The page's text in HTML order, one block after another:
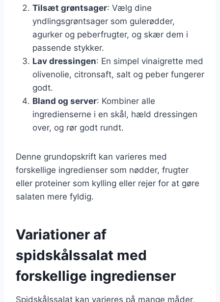
Tilsæt grøntsager: Vælg dine
yndlingsgrøntsager som gulerødder,
agurker og peberfrugter, og skær dem i
passende stykker.
Lav dressingen: En simpel vinaigrette med
olivenolie, citronsaft, salt og peber fungerer
godt.
Bland og server: Kombiner alle
ingredienserne i en skål, hæld dressingen
over, og rør godt rundt.
Denne grundopskrift kan varieres med
forskellige ingredienser som nødder, frugter
eller proteiner som kylling eller rejer for at gøre
salaten mere fyldig.
Variationer af
spidskålssalat med
forskellige ingredienser
Spidskålssalat kan varieres på mange måder,